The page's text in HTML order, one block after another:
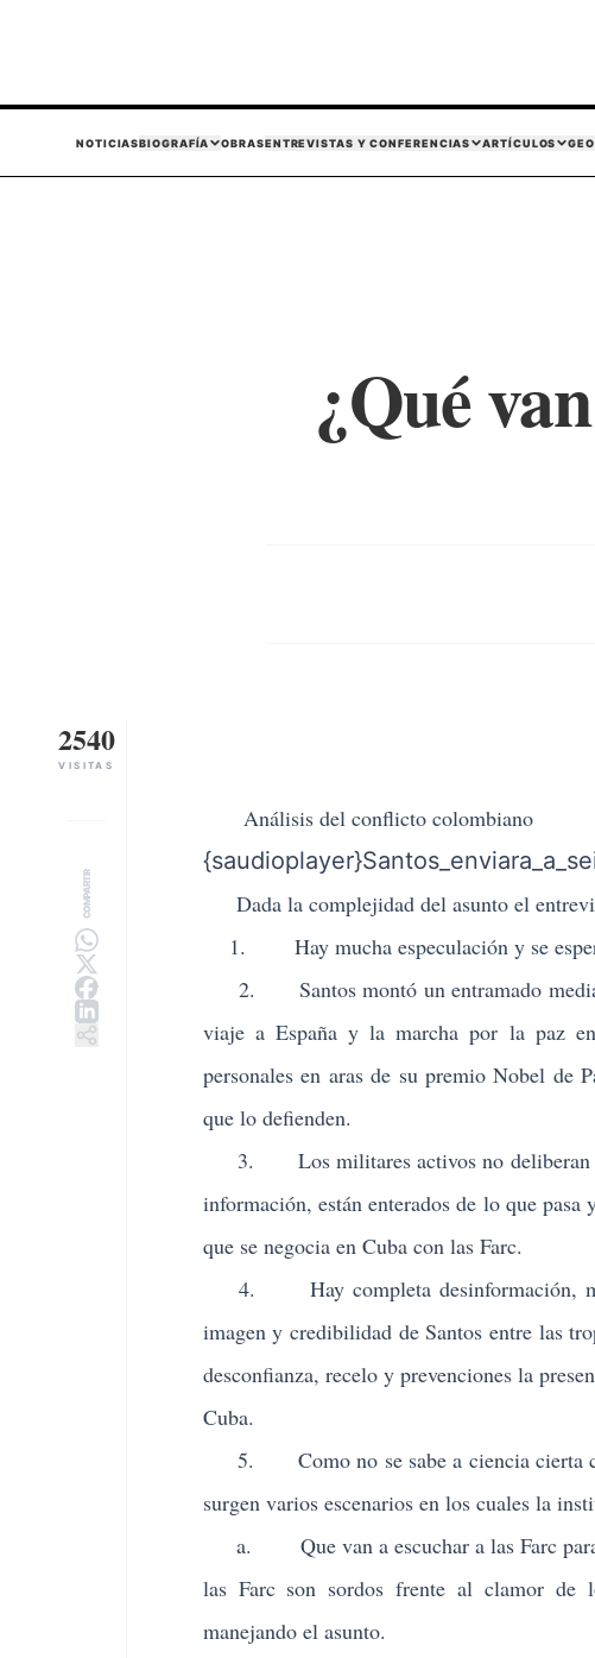
NOTICIASBIOGRAFÍA OBRASENTREVISTAS Y CONFERENCIAS ARTÍCULOS
¿Qué
2540
VISITAS
COMPARTIR
Análisis del conflicto colombiano
Dada la complejidad del asunto el
1. Hay mucha especulación y se
2. Santos montó un entramado
viaje a España y la marcha por la paz
personales en aras de su premio Nobel
que lo defienden.
3. Los militares activos no deliberan en
información, están enterados de lo que
que se negocia en Cuba con las Farc.
4. Hay completa desinformación,
imagen y credibilidad de Santos entre las
desconfianza, recelo y prevenciones la
Cuba.
5. Como no se sabe a ciencia cierta
surgen varios escenarios en los cuales la
a. Que van a escuchar a las Farc para
las Farc son sordos frente al clamor de
manejando el asunto.